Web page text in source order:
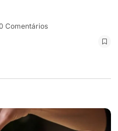
Comentários